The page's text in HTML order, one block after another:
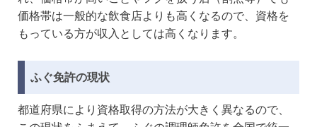
価格帯は一般的な飲食店よりも高くなるので、資格を
もっている方が収入としては高くなります。
ふぐ免許の現状
都道府県により資格取得の方法が大きく異なるので、